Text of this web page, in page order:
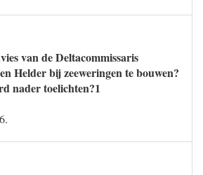
van de Deltacommissaris
Helder bij zeeweringen te bouwen?
nader toelichten?1